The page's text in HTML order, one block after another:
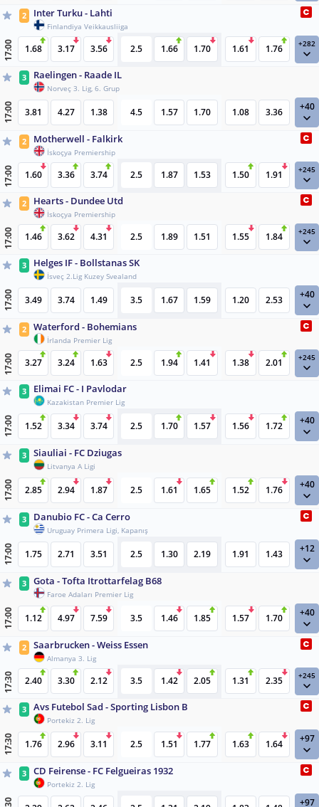
2 Inter Turku - Lahti
Finlandiya Veikkausliiga
17:00 1.68 3.17 3.56 2.5 1.66 1.70 1.61 1.76 +282
3 Raelingen - Raade IL
Norveç 3. Lig, 6. Grup
17:00 3.81 4.27 1.38 4.5 1.57 1.70 1.08 3.36 +40
2 Motherwell - Falkirk
İskoçya Premiership
17:00 1.60 3.36 3.74 2.5 1.87 1.53 1.50 1.91 +245
2 Hearts - Dundee Utd
İskoçya Premiership
17:00 1.46 3.62 4.31 2.5 1.89 1.51 1.55 1.84 +245
3 Helges IF - Bollstanas SK
İsveç 2.Lig Kuzey Svealand
17:00 3.49 3.74 1.49 3.5 1.67 1.59 1.20 2.53 +40
2 Waterford - Bohemians
İrlanda Premier Lig
17:00 3.27 3.24 1.63 2.5 1.94 1.41 1.38 2.01 +245
3 Elimai FC - I Pavlodar
Kazakistan Premier Lig
17:00 1.52 3.34 3.74 2.5 1.70 1.57 1.56 1.72 +40
3 Siauliai - FC Dziugas
Litvanya A Ligi
17:00 2.85 2.94 1.87 2.5 1.61 1.65 1.52 1.76 +40
3 Danubio FC - Ca Cerro
Uruguay Primera Ligi, Kapanış
17:00 1.75 2.71 3.51 2.5 1.30 2.19 1.91 1.43 +12
3 Gota - Tofta Itrottarfelag B68
Faroe Adaları Premier Lig
17:00 1.12 4.97 7.59 3.5 1.46 1.85 1.57 1.70 +40
2 Saarbrucken - Weiss Essen
Almanya 3. Lig
17:30 2.40 3.30 2.12 3.5 1.42 2.05 1.31 2.35 +245
3 Avs Futebol Sad - Sporting Lisbon B
Portekiz 2. Lig
17:30 1.76 2.96 3.11 2.5 1.51 1.77 1.63 1.64 +97
3 CD Feirense - FC Felgueiras 1932
Portekiz 2. Lig
+97